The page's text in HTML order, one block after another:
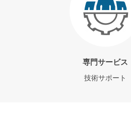
専門サービス
技術サポート